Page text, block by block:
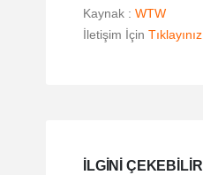
Kaynak : WTW
İletişim İçin Tıklayınız
ILGINI ÇEKEBILIR